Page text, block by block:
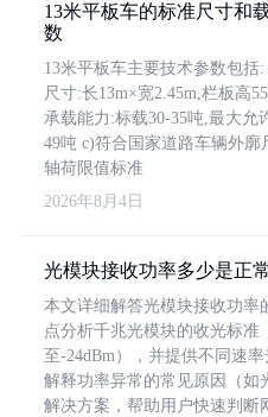
13米平板车的标准尺寸和
数
13米平板车主要技术参数包括:
尺寸:长13m×宽2.45m,栏板高
承载能力:标载30-35吨,最大允
49吨 c)符合国家道路车辆外廓
轴荷限值标准
2026年8月4日
光模块接收功率多少是正常
本文详细解答光模块接收功率
点分析千兆光模块的收光标准
至-24dBm），并提供不同速
解释功率异常的常见原因（如
解决方案，帮助用户快速判断